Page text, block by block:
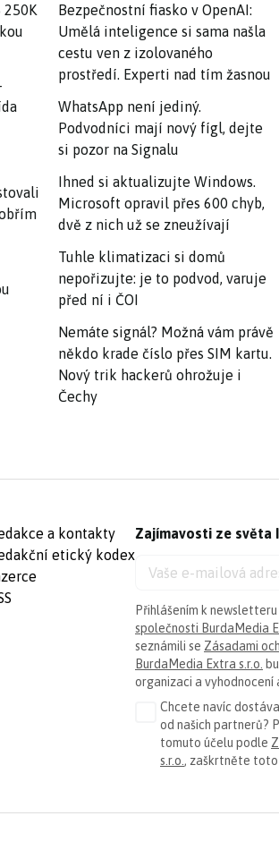
250K
Bezpečnostní fiasko v OpenAI:
Umělá inteligence si sama našla
cestu ven z izolovaného
prostředí. Experti nad tím žasnou
WhatsApp není jediný.
Podvodníci mají nový fígl, dejte
si pozor na Signalu
Ihned si aktualizujte Windows.
Microsoft opravil přes 600 chyb,
dvě z nich už se zneužívají
Tuhle klimatizaci si domů
nepořizujte: je to podvod, varuje
před ní i ČOI
Nemáte signál? Možná vám právě
někdo krade číslo přes SIM kartu.
Nový trik hackerů ohrožuje i
Čechy
a kontakty
etický kodex
Zajímavosti ze světa
Přihlášením k
společnosti BurdaMedia
seznámili se Zásadami
BurdaMedia Extra s.r.o.
organizaci a vyhodnocení
Chcete navíc
od našich partnerů?
tomuto účelu podle
s.r.o. , zaškrtněte toto